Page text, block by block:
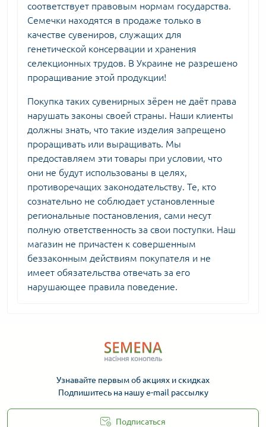
соответствует правовым нормам государства.
Семечки находятся в продаже только в
качестве сувениров, служащих для
генетической консервации и хранения
селекционных трудов. В Украине не разрешено
проращивание этой продукции!
Покупка таких сувенирных зёрен не даёт права
нарушать законы своей страны. Наши клиенты
должны знать, что такие изделия запрещено
проращивать или выращивать. Мы
предоставляем эти товары при условии, что
они не будут использованы в целях,
противоречащих законодательству. Те, кто
сознательно не соблюдает установленные
региональные постановления, сами несут
полную ответственность за свои поступки. Наш
магазин не причастен к совершенным
беззаконным действиям покупателя и не
имеет обязательства отвечать за его
нарушающее правила поведение.
Узнавайте первым об акциях и скидках
Подпишитесь на нашу e-mail рассылку
Подписаться